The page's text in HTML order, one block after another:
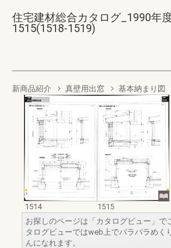
住宅建材総合カタログ_1990年
1515(1518-1519)
新商品紹介 真壁用出窓 基本納まり図
1514
1515
お探しのページは「カタログビュー」で
タログビューではweb上でパラパラめく
んになれます。